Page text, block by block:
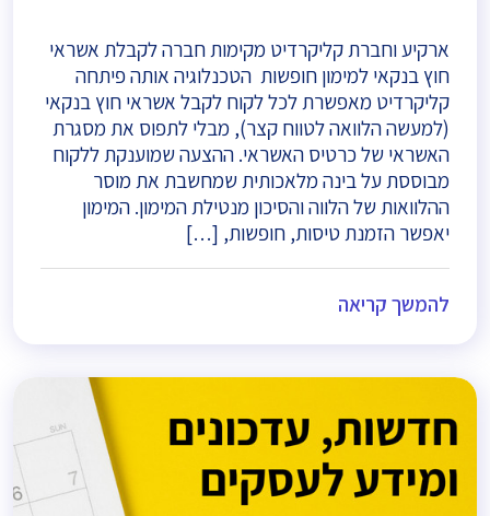
ארקיע וחברת קליקרדיט מקימות חברה לקבלת אשראי
חוץ בנקאי למימון חופשות הטכנלוגיה אותה פיתחה
קליקרדיט מאפשרת לכל לקוח לקבל אשראי חוץ בנקאי
(למעשה הלוואה לטווח קצר), מבלי לתפוס את מסגרת
האשראי של כרטיס האשראי. ההצעה שמוענקת ללקוח
מבוססת על בינה מלאכותית שמחשבת את מוסר
ההלוואות של הלווה והסיכון מנטילת המימון. המימון
יאפשר הזמנת טיסות, חופשות, […]
להמשך קריאה